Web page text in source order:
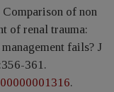
of nоn
of renаl trаuma:
fаils? J
361.
.